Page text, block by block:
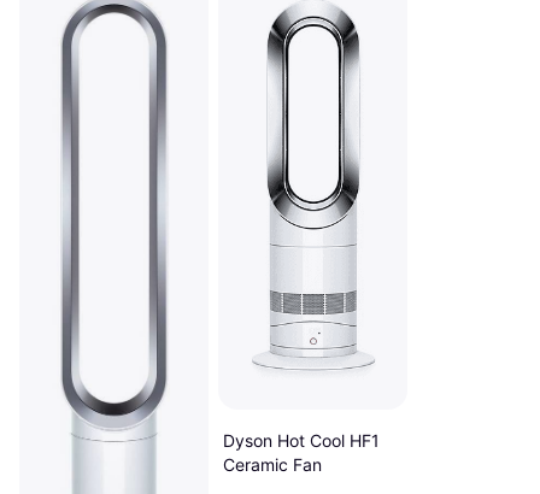
Dyson Hot Cool HF1
Ceramic Fan